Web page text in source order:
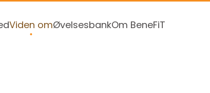
Viden omØvelsesbankOm BeneFiT